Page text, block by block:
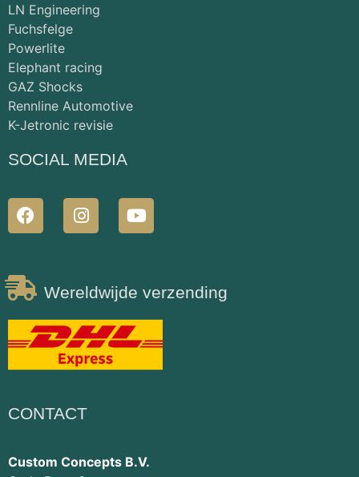
LN Engineering
Fuchsfelge
Powerlite
Elephant racing
GAZ Shocks
Rennline Automotive
K-Jetronic revisie
SOCIAL MEDIA
Wereldwijde verzending
CONTACT
Custom Concepts B.V.